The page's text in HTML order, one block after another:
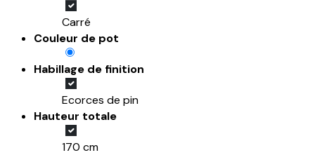
Carré
Couleur de pot
Habillage de finition
Ecorces de pin
Hauteur totale
170 cm